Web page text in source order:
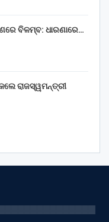
ବିଳମ୍ବ: ଧାରଣାରେ…
ରାଜସ୍ୱମନ୍ତ୍ରୀ